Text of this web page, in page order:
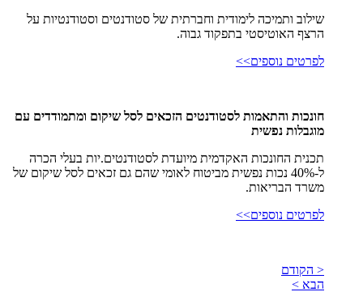
שילוב ותמיכה לימודית וחברתית של סטודנטים וסטודנטיות על
הרצף האוטיסטי בתפקוד גבוה.
לפרטים נוספים>>
חונכות והתאמות לסטודנטים הזכאים לסל שיקום ומתמודדים עם
מוגבלות נפשית
תכנית החונכות האקדמית מיועדת לסטודנטים.יות בעלי הכרה
ל-40% נכות נפשית מביטוח לאומי שהם גם זכאים לסל שיקום של
משרד הבריאות.
לפרטים נוספים>>
< הקודם
הבא >